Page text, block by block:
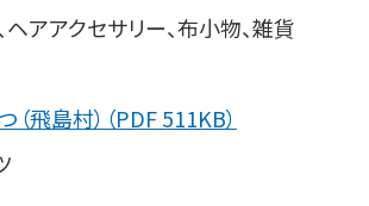
アアクセサリー、布小物、雑貨
（飛島村）（PDF 511KB）